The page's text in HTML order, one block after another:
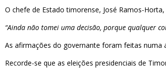
O chefe de Estado timorense, José Ramos-
“Ainda não tomei uma decisão, porque qualquer
As afirmações do governante foram feitas numa
Recorde-se que as eleições presidenciais de